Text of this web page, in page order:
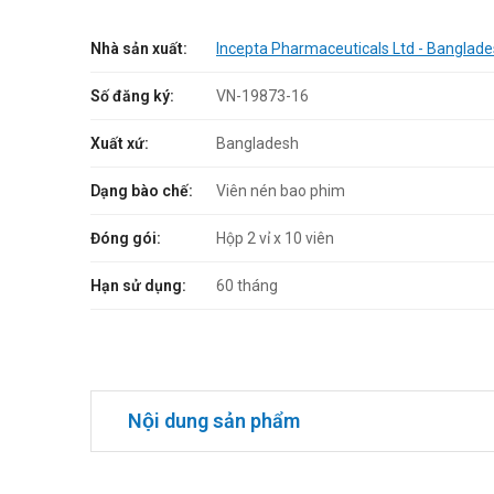
Nhà sản xuất: Incepta Pharmaceuticals Ltd -
Số đăng ký: VN-19873-16
Xuất xứ: Bangladesh
Dạng bào chế: Viên nén bao phim
Đóng gói: Hộp 2 vỉ x 10 viên
Hạn sử dụng: 60 tháng
Nội dung sản phẩm